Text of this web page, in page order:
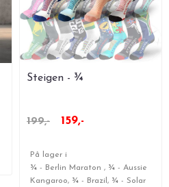
Steigen - ¾
199,- 159,-
På lager i
¾ - Berlin Maraton , ¾ - Aussie
Kangaroo, ¾ - Brazil, ¾ - Solar